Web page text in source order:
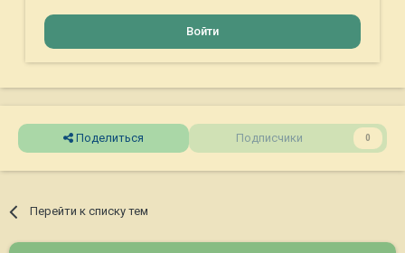
Войти
Поделиться Подписчики 0
Перейти к списку тем